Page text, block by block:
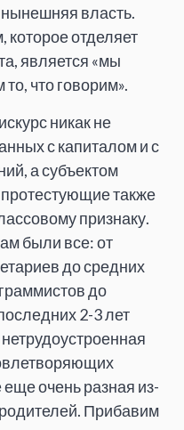
власть.
отделяет
является «мы
что говорим».
никак не
с капиталом и с
а субъектом
также
признаку.
были все: от
до средних
до
2-3 лет
очень разная из-
Прибавим